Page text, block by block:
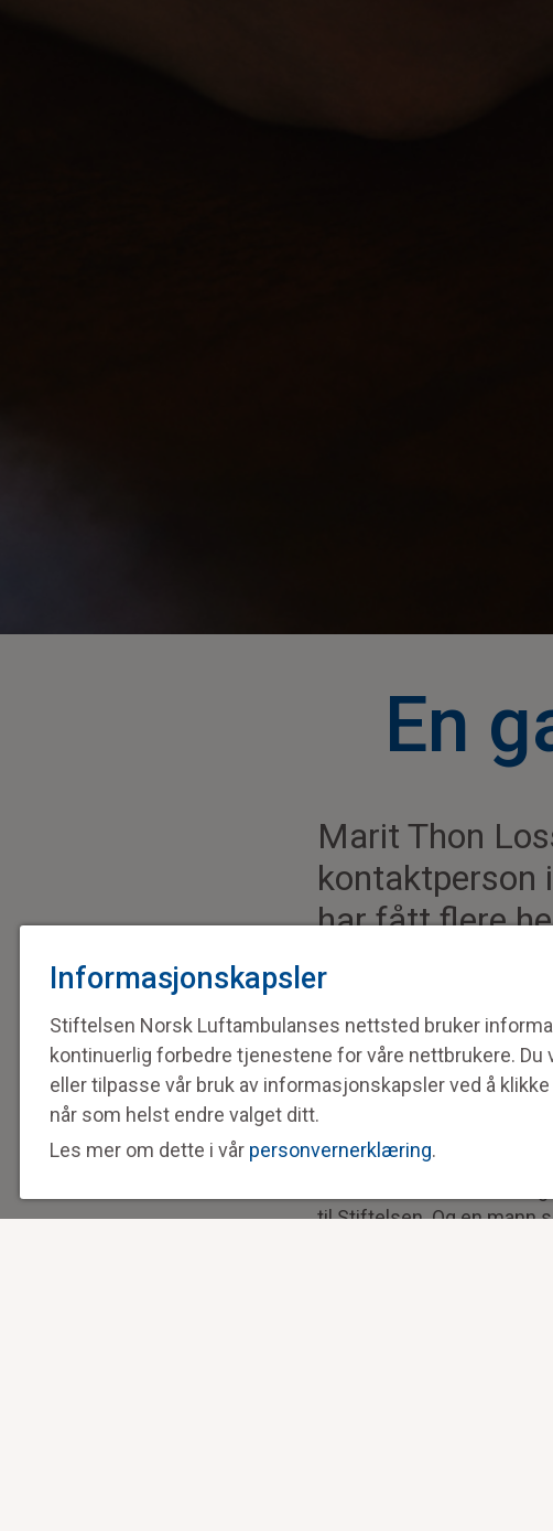
Informasjonskapsler
Stiftelsen Norsk Luftambulanses nettsted bruker
kontinuerlig forbedre tjenestene for våre nettbrukere. Du
eller tilpasse vår bruk av informasjonskapsler ved å klikke
når som helst endre valget ditt.
Les mer om dette i vår personvernerklæring.
En
Marit Thon
kontaktperson
har fått flere
forbindelse
Vi er svært takknemlige for
et bevisst valg og ønsker
Mange ønsker å gi til en
Vi mottar gaver fra hele
til Stiftelsen. Og en mann